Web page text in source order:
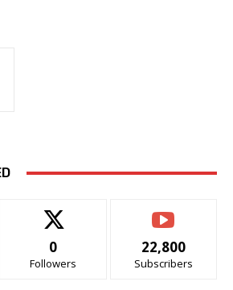
0
Followers
22,800
Subscribers